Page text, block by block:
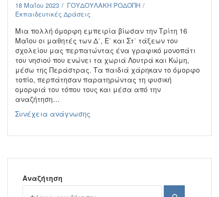
18 Μαΐου 2023
ΓΟΥΔΟΥΛΑΚΗ ΡΟΔΟΠΗ
Εκπαιδευτικές Δράσεις
Μια πολλή όμορφη εμπειρία βίωσαν την Τρίτη 16
Μαΐου οι μαθητές των Δ΄, Ε΄ και Στ΄ τάξεων του
σχολείου μας περπατώντας ένα γραφικό μονοπάτι
του νησιού που ενώνει τα χωριά Λουτρά και Κώμη,
μέσω της Περάστρας. Τα παιδιά χάρηκαν το όμορφο
τοπίο, περπάτησαν παρατηρώντας τη φυσική
ομορφιά του τόπου τους και μέσα από την
αναζήτηση…
Συνέχεια ανάγνωσης
Αναζήτηση